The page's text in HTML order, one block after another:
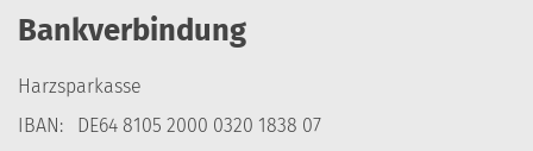
Bankverbindung
Harzsparkasse
IBAN: DE64 8105 2000 0320 1838 07